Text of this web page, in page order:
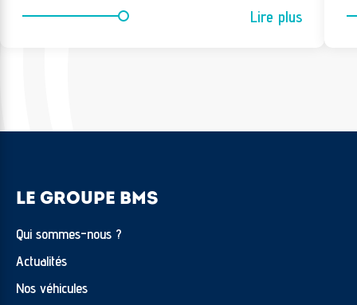
Lire plus
LE GROUPE BMS
Qui sommes-nous ?
Actualités
Nos véhicules